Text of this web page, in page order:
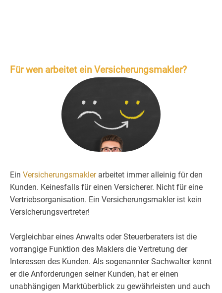
Für wen arbeitet ein Versicherungsmakler?
Ein Versicherungsmakler arbeitet immer alleinig für den
Kunden. Keinesfalls für einen Versicherer. Nicht für eine
Vertriebsorganisation. Ein Versicherungsmakler ist kein
Versicherungsvertreter!
Vergleichbar eines Anwalts oder Steuerberaters ist die
vorrangige Funktion des Maklers die Vertretung der
Interessen des Kunden. Als sogenannter Sachwalter kennt
er die Anforderungen seiner Kunden, hat er einen
unabhängigen Marktüberblick zu gewährleisten und auch